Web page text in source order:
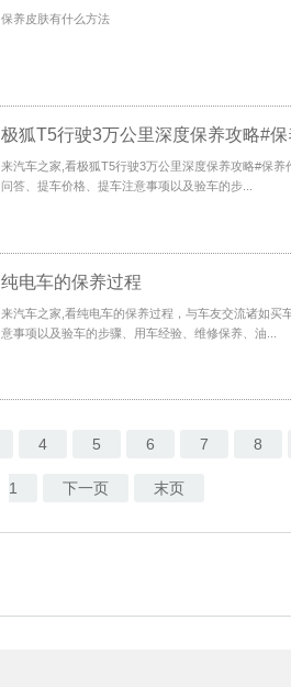
保养皮肤有什么方法
极狐T5行驶3万公里深度保养攻略#保
来汽车之家,看极狐T5行驶3万公里深度保养攻略#保
问答、提车价格、提车注意事项以及验车的步...
纯电车的保养过程
来汽车之家,看纯电车的保养过程，与车友交流诸如买
意事项以及验车的步骤、用车经验、维修保养、油...
4 5 6 7 8
1 下一页 末页